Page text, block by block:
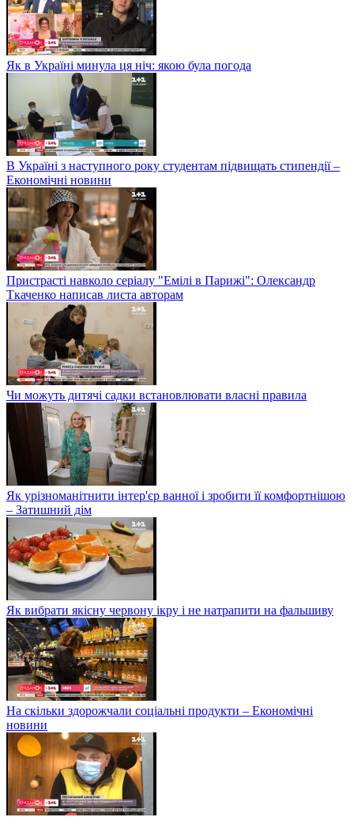
Як в Україні минула ця ніч: якою була погода
В Україні з наступного року студентам підвищать стипендії –
Економічні новини
Пристрасті навколо серіалу "Емілі в Парижі": Олександр
Ткаченко написав листа авторам
Чи можуть дитячі садки встановлювати власні правила
Як урізноманітнити інтер'єр ванної і зробити її комфортнішою
– Затишний дім
Як вибрати якісну червону ікру і не натрапити на фальшиву
На скільки здорожчали соціальні продукти – Економічні
новини